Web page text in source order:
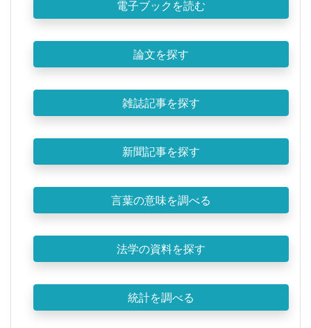
電子ブックを読む
論文を探す
雑誌記事を探す
新聞記事を探す
言葉の意味を調べる
法学の資料を探す
統計を調べる